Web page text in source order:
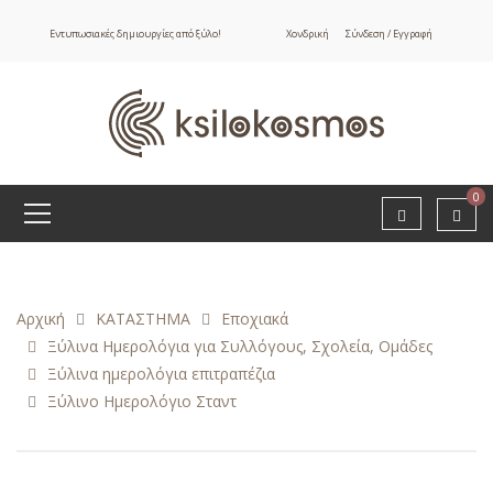
Εντυπωσιακές δημιουργίες από ξύλο! Χονδρική Σύνδεση / Εγγραφή
0
Αρχική ΚΑΤΑΣΤΗΜΑ
Εποχιακά
Ξύλινα Ημερολόγια για Συλλόγους, Σχολεία, Ομάδες
Ξύλινα ημερολόγια επιτραπέζια
Ξύλινο Ημερολόγιο Σταντ